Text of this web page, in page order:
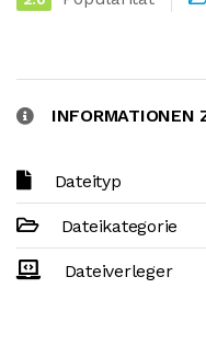
INFORMATIONEN
Dateityp
Dateikategorie
Dateiverleger